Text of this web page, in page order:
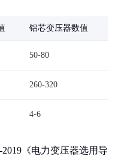
铝芯变压器数值
50-80
260-320
4-6
《电力变压器选用导